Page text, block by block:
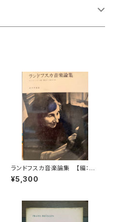
ランドフスカ音楽論集 【編：ド
ニーズ・レストウ編 共訳：鍋島
元子・大島かおり】 出版社：み
¥5,300